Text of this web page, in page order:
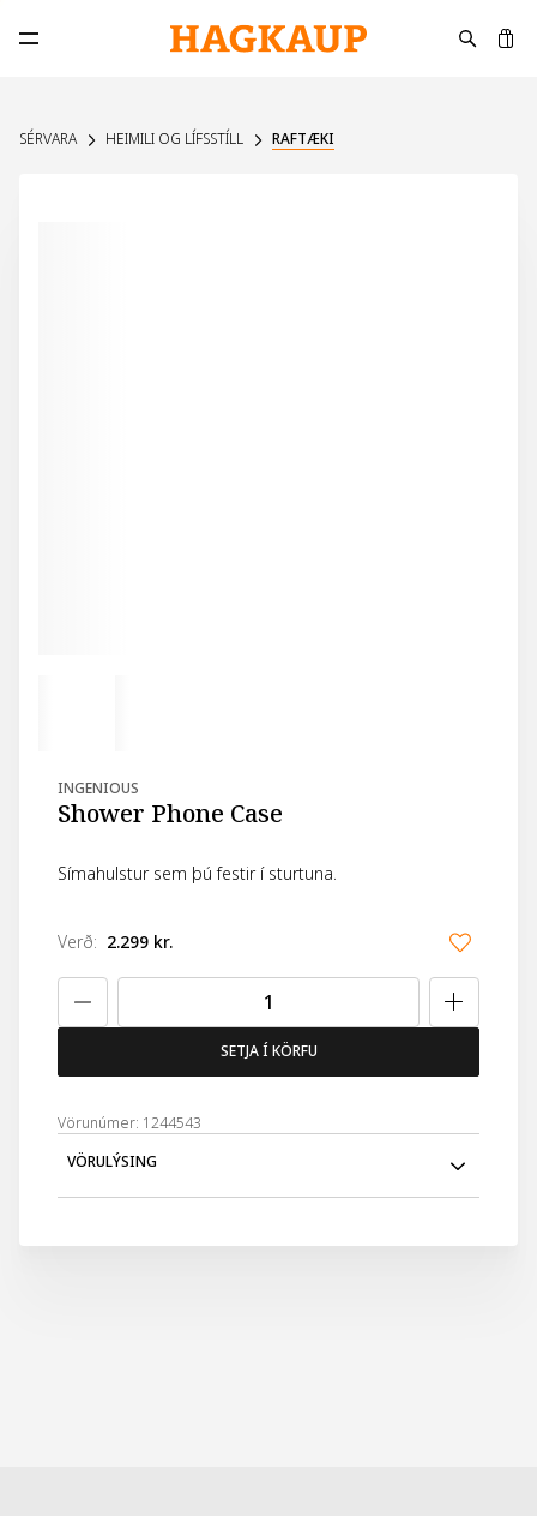
Opna aðalvalmynd
SÉRVARA HEIMILI OG LÍFSSTÍLL RAFTÆKI
INGENIOUS
Shower Phone Case
Símahulstur sem þú festir í sturtuna.
Verð: 2.299 kr.
SETJA Í KÖRFU
Vörunúmer: 1244543
VÖRULÝSING